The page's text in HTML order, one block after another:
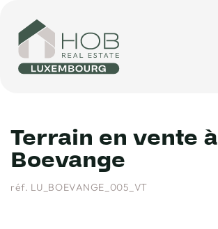
Terrain en vente à
Boevange
réf. LU_BOEVANGE_005_VT